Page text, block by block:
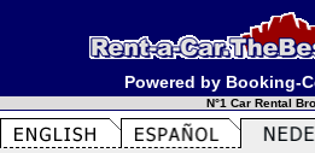
Powered by Booking-
N°1 Car Rental